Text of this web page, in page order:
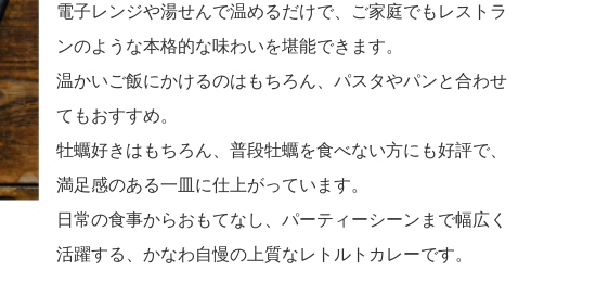
電子レンジや湯せんで温めるだけで、ご家庭でもレストラ
ンのような本格的な味わいを堪能できます。
温かいご飯にかけるのはもちろん、パスタやパンと合わせ
てもおすすめ。
牡蠣好きはもちろん、普段牡蠣を食べない方にも好評で、
満足感のある一皿に仕上がっています。
日常の食事からおもてなし、パーティーシーンまで幅広く
活躍する、かなわ自慢の上質なレトルトカレーです。